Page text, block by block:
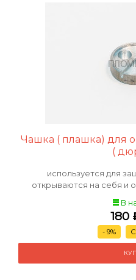
Чашка ( плашка) для
(
используется для
открываются на себя и
В
180
- 9%